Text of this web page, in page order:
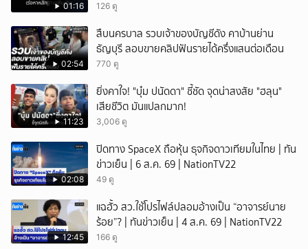
01:16 126 ดู
02:54
สืบนครบาล รวบเจ้าของบัญชีดัง คาบ้านย่าน
ธัญบุรี ลอบขายคลิปฟันรายได้ครึ่งแสนต่อเดือน
770 ดู
11:23
ยิ่งคาใจ! "บุ๋ม ปนัดดา" ชี้ชัด จุดน่าสงสัย "ฮลุน"
เสียชีวิต มันแปลกมาก!
3,006 ดู
02:08
ปิดทาง SpaceX ถือหุ้น ธุจกิจดาวเทียมในไทย | ทัน
ข่าวเย็น | 6 ส.ค. 69 | NationTV22
49 ดู
12:45
แฉฮั้ว สว.ใช้โปรไฟล์ปลอมอ้างเป็น “อาจารย์นาย
ร้อย”? | ทันข่าวเย็น | 4 ส.ค. 69 | NationTV22
166 ดู